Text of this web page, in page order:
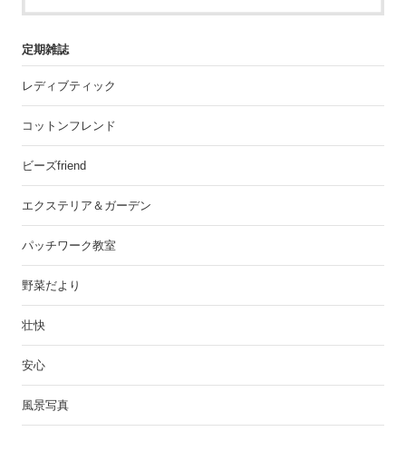
定期雑誌
レディブティック
コットンフレンド
ビーズfriend
エクステリア＆ガーデン
パッチワーク教室
野菜だより
壮快
安心
風景写真